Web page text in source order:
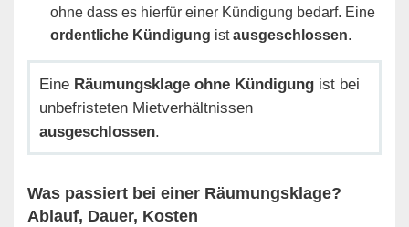
ohne dass es hierfür einer Kündigung bedarf. Eine
ordentliche Kündigung istausgeschlossen.
Eine Räumungsklage ohne Kündigung ist bei
unbefristeten Mietverhältnissen
ausgeschlossen.
Was passiert bei einer Räumungsklage?
Ablauf, Dauer, Kosten